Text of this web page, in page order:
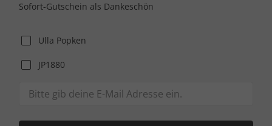
Sofort-Gutschein als Dankeschön
Ulla Popken
JP1880